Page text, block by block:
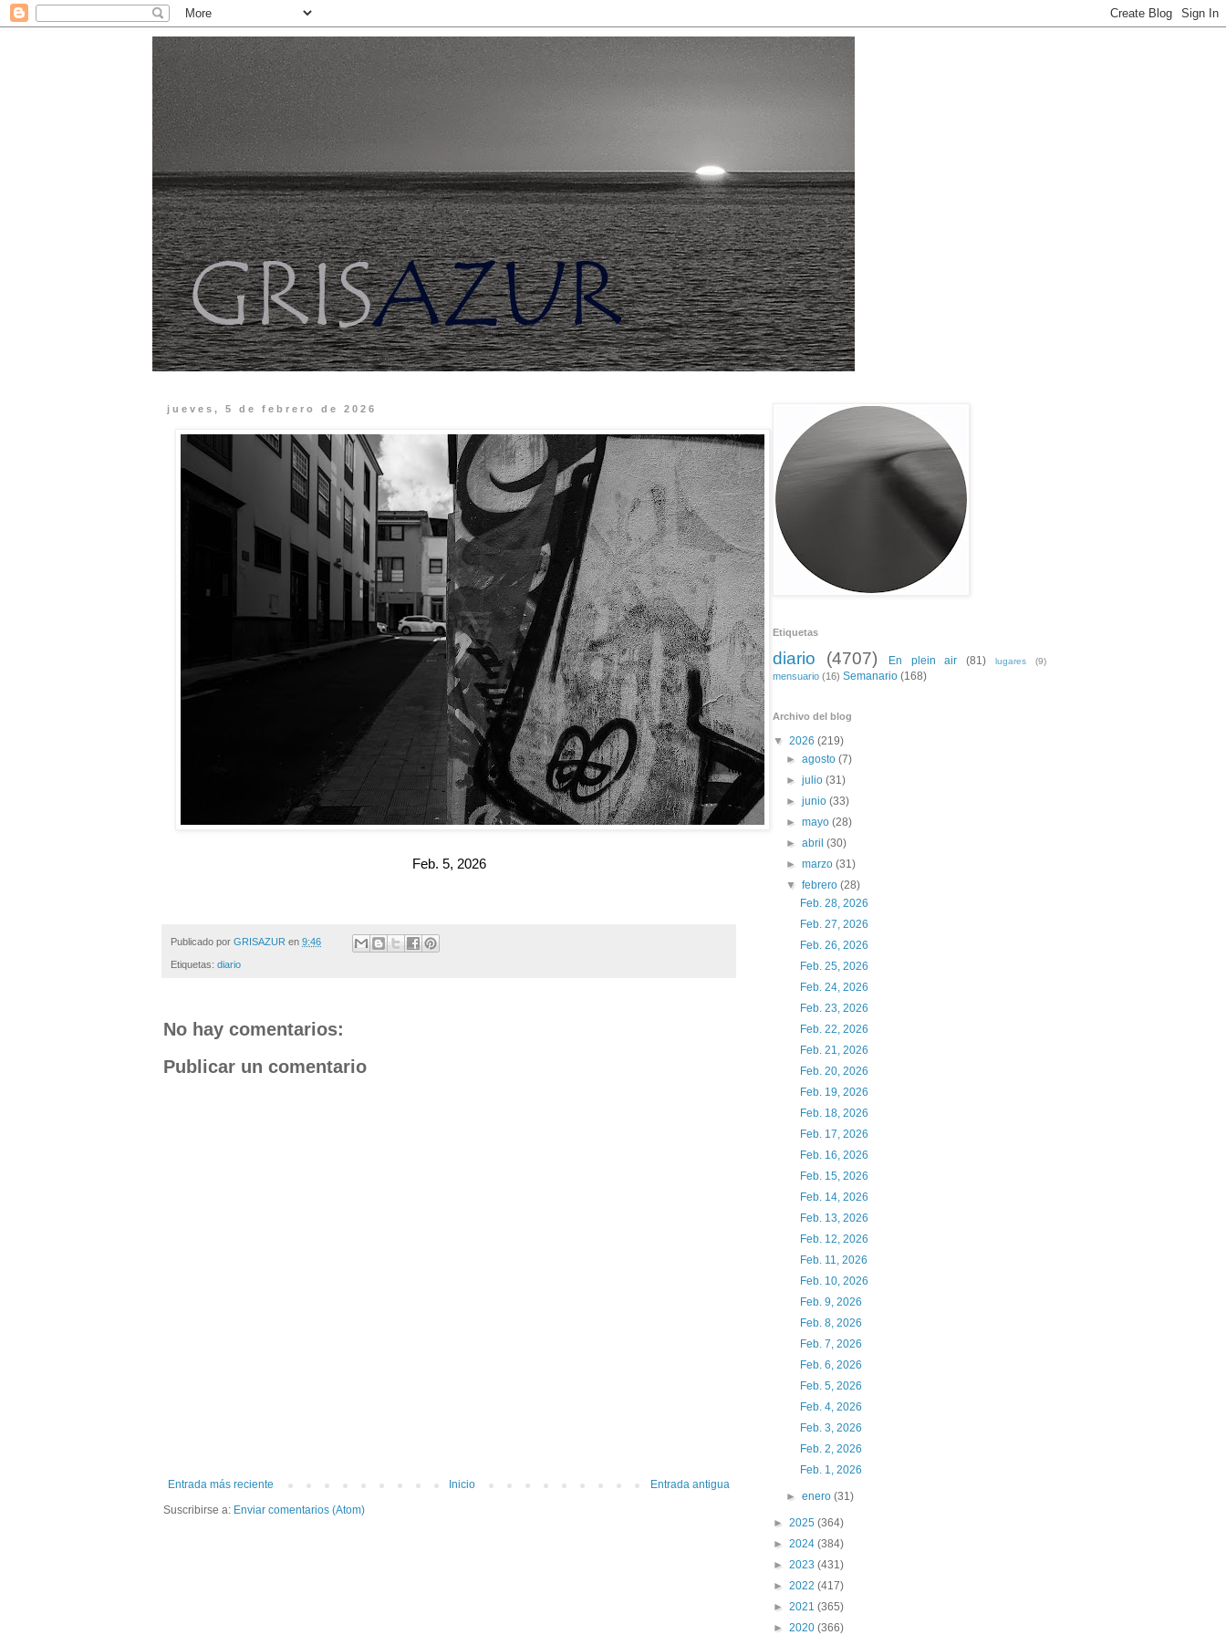
jueves, 5 de febrero de 2026
Feb. 5, 2026
Publicado por GRISAZUR en 9:46
Etiquetas: diario
No hay comentarios:
Publicar un comentario
Entrada más reciente Entrada antigua
Inicio
Suscribirse a: Enviar comentarios (Atom)
Etiquetas
diario (4707) En plein air (81) lugares (9)
mensuario (16) Semanario (168)
Archivo del blog
▼ 2026 (219)
►agosto(7)
►julio(31)
►junio(33)
►mayo(28)
►abril(30)
►marzo(31)
▼febrero(28)
Feb. 28, 2026
Feb. 27, 2026
Feb. 26, 2026
Feb. 25, 2026
Feb. 24, 2026
Feb. 23, 2026
Feb. 22, 2026
Feb. 21, 2026
Feb. 20, 2026
Feb. 19, 2026
Feb. 18, 2026
Feb. 17, 2026
Feb. 16, 2026
Feb. 15, 2026
Feb. 14, 2026
Feb. 13, 2026
Feb. 12, 2026
Feb. 11, 2026
Feb. 10, 2026
Feb. 9, 2026
Feb. 8, 2026
Feb. 7, 2026
Feb. 6, 2026
Feb. 5, 2026
Feb. 4, 2026
Feb. 3, 2026
Feb. 2, 2026
Feb. 1, 2026
►enero(31)
► 2025 (364)
► 2024 (384)
► 2023 (431)
► 2022 (417)
► 2021 (365)
► 2020 (366)